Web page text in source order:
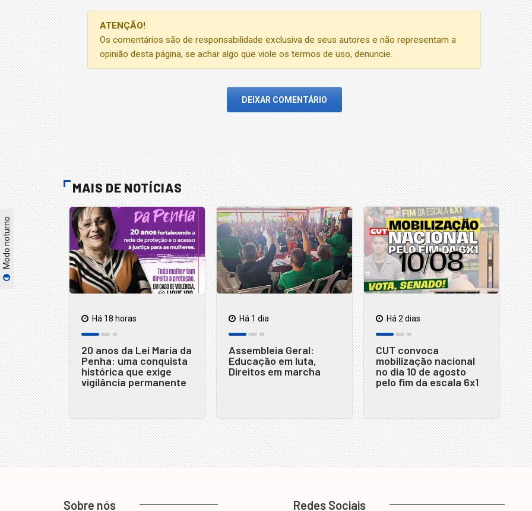
Modo noturno
ATENÇÃO!
Os comentários são de responsabilidade exclusiva de seus autores e não representam a
opinião desta página, se achar algo que viole os termos de uso, denuncie.
DEIXAR COMENTÁRIO
MAIS DE NOTÍCIAS
Há 18 horas
20 anos da Lei Maria da
Penha: uma conquista
histórica que exige
vigilância permanente
Há 1 dia
Assembleia Geral:
Educação em luta,
Direitos em marcha
Há 2 dias
CUT convoca
mobilização nacional
no dia 10 de agosto
pelo fim da escala 6x1
Sobre nós Redes Sociais